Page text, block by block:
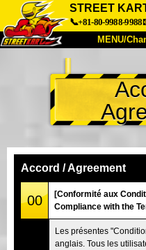
STREET
📞+81-80-9988-9988
MENU/
À Propos
Accès
Tokyo Shinagawa
Tokyo Akihabara#2
Tokyo Shibuya Annexe
Accord / Agreement
00
[Conformité aux
Compliance with the
Les présentes
anglais. Tous les